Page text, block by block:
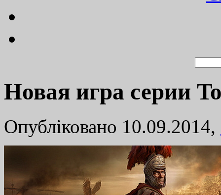
Новая игра серии
Опубліковано 10.09.2014,